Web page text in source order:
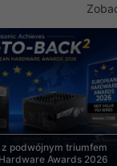
podwójnym triumfem
Awards 2026